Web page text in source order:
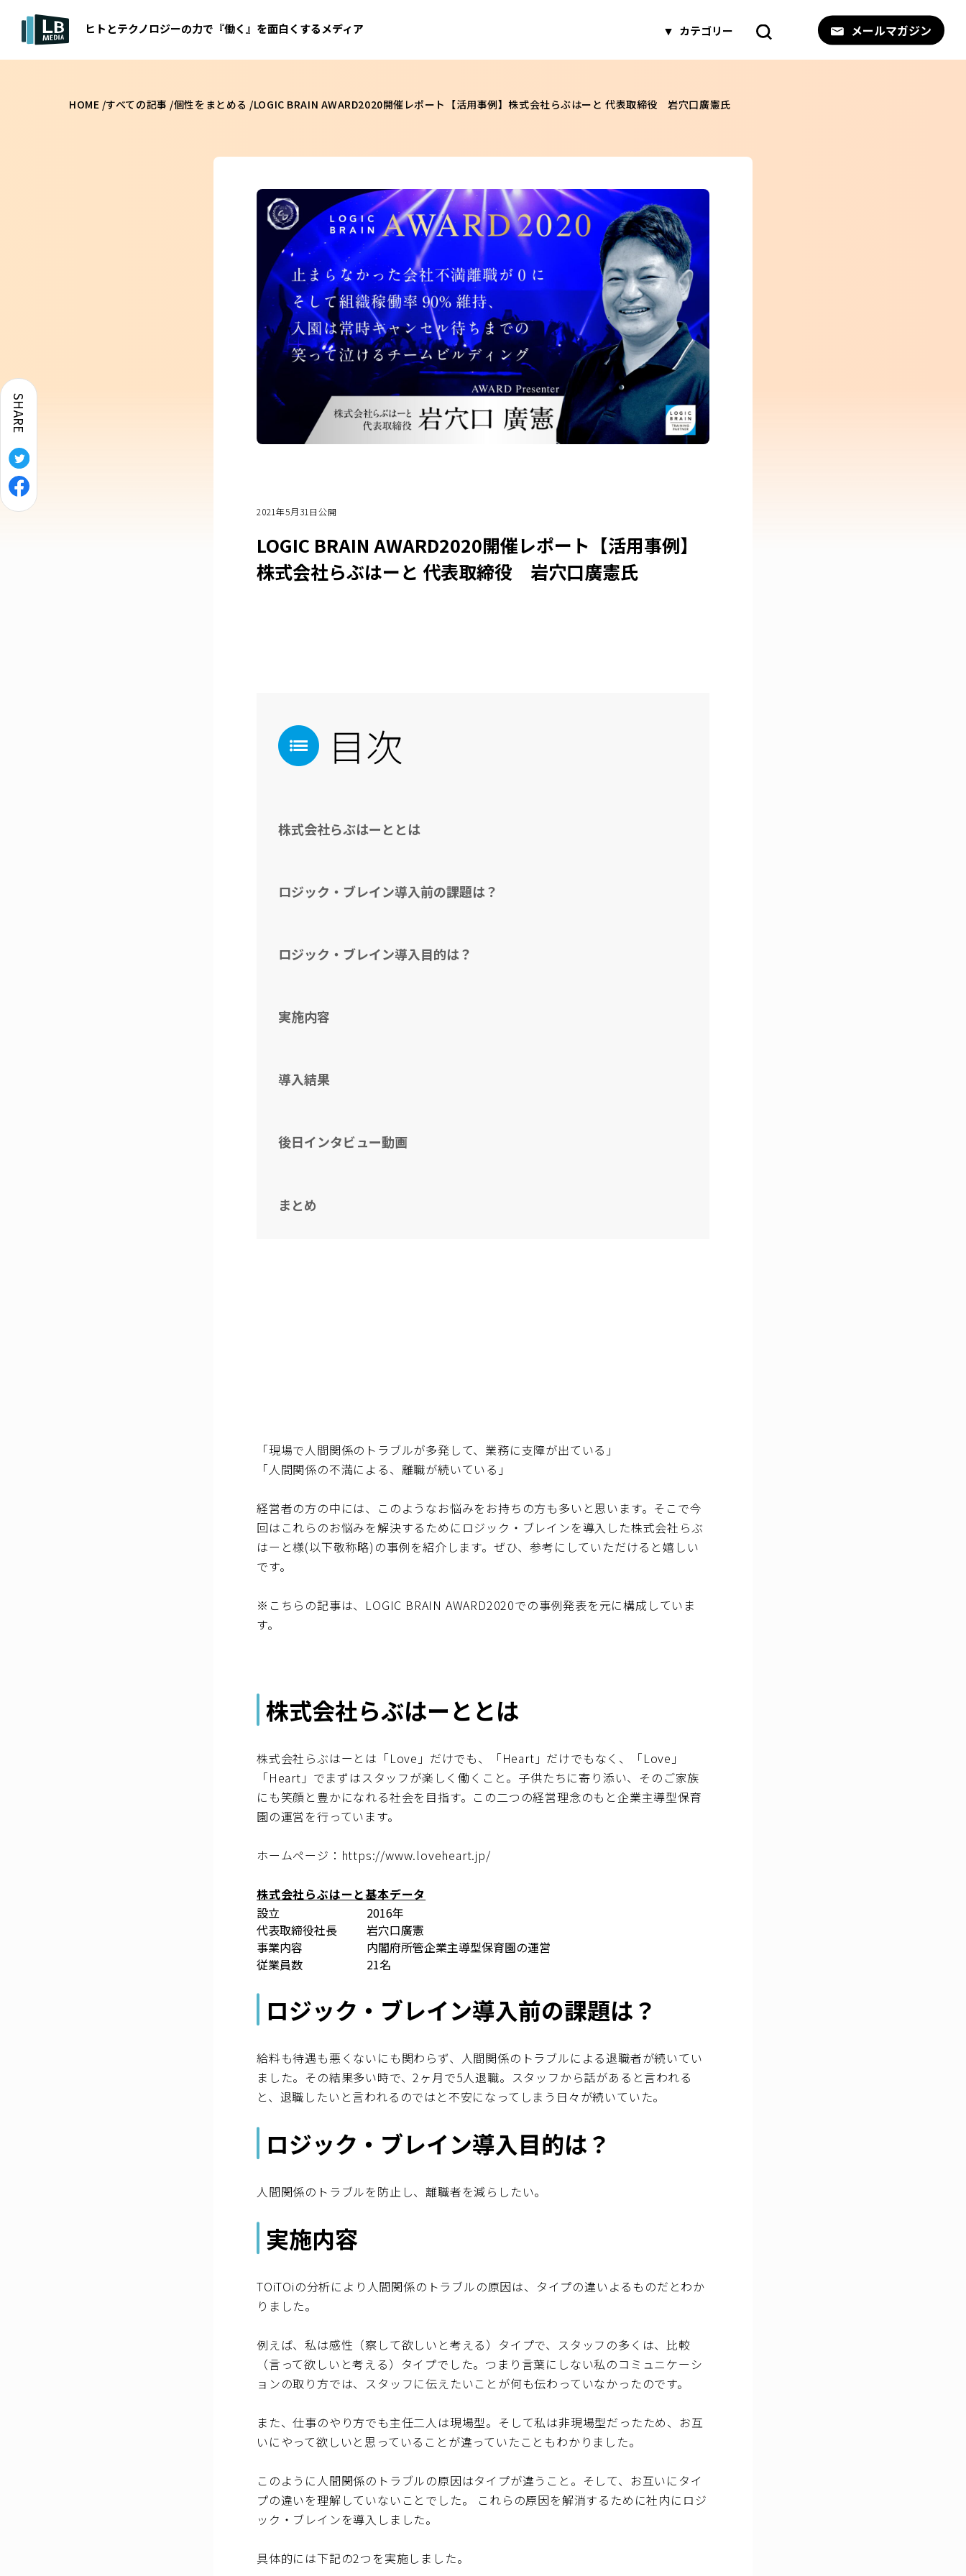
ヒトとテクノロジーの力で『働く』を面白くするメディア カテゴリー メールマガジン
HOME /すべての記事 /個性をまとめる /LOGIC BRAIN AWARD2020開催レポート【活用事例】株式会社らぶはーと 代表取締役 岩穴口廣憲氏
SHARE
2021年5月31日公開
LOGIC BRAIN AWARD2020開催レポート【活用事例】
株式会社らぶはーと 代表取締役 岩穴口廣憲氏
目次
株式会社らぶはーととは
ロジック・ブレイン導入前の課題は？
ロジック・ブレイン導入目的は？
実施内容
導入結果
後日インタビュー動画
まとめ
「現場で人間関係のトラブルが多発して、業務に支障が出ている」
「人間関係の不満による、離職が続いている」
経営者の方の中には、このようなお悩みをお持ちの方も多いと思います。そこで今
回はこれらのお悩みを解決するためにロジック・ブレインを導入した株式会社らぶ
はーと様(以下敬称略)の事例を紹介します。ぜひ、参考にしていただけると嬉しい
です。
※こちらの記事は、LOGIC BRAIN AWARD2020での事例発表を元に構成していま
す。
株式会社らぶはーととは
株式会社らぶはーとは「Love」だけでも、「Heart」だけでもなく、「Love」
「Heart」でまずはスタッフが楽しく働くこと。子供たちに寄り添い、そのご家族
にも笑顔と豊かになれる社会を目指す。この二つの経営理念のもと企業主導型保育
園の運営を行っています。
ホームページ： https://www.loveheart.jp/
株式会社らぶはーと基本データ
設立
2016年
代表取締役社長
岩穴口廣憲
事業内容
内閣府所管企業主導型保育園の運営
従業員数
21名
ロジック・ブレイン導入前の課題は？
給料も待遇も悪くないにも関わらず、人間関係のトラブルによる退職者が続いてい
ました。その結果多い時で、2ヶ月で5人退職。スタッフから話があると言われる
と、退職したいと言われるのではと不安になってしまう日々が続いていた。
ロジック・ブレイン導入目的は？
人間関係のトラブルを防止し、離職者を減らしたい。
実施内容
TOiTOiの分析により人間関係のトラブルの原因は、タイプの違いよるものだとわか
りました。
例えば、私は感性（察して欲しいと考える）タイプで、スタッフの多くは、比較
（言って欲しいと考える）タイプでした。つまり言葉にしない私のコミュニケーシ
ョンの取り方では、スタッフに伝えたいことが何も伝わっていなかったのです。
また、仕事のやり方でも主任二人は現場型。そして私は非現場型だったため、お互
いにやって欲しいと思っていることが違っていたこともわかりました。
このように人間関係のトラブルの原因はタイプが違うこと。そして、お互いにタイ
プの違いを理解していないことでした。 これらの原因を解消するために社内にロジ
ック・ブレインを導入しました。
具体的には下記の2つを実施しました。